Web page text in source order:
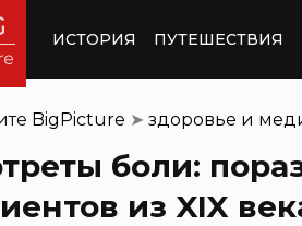
ИСТОРИЯ ПУТЕШЕСТВИЯ
BigPicture ➤ здоровье и
боли:
из XIX